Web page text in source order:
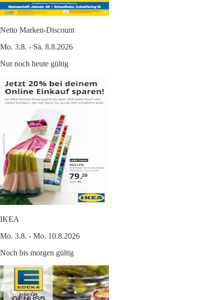
Netto Marken-Discount
Mo. 3.8. - Sa. 8.8.2026
Nur noch heute gültig
IKEA
Mo. 3.8. - Mo. 10.8.2026
Noch bis morgen gültig